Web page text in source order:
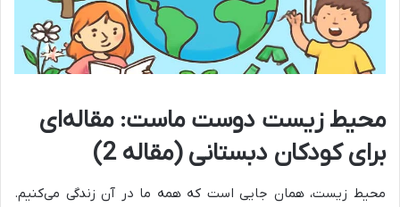
محیط زیست دوست ماست: مقاله‌ای
برای کودکان دبستانی (مقاله 2)
محیط زیست، همان جایی است که همه ما در آن زندگی می‌کنیم.